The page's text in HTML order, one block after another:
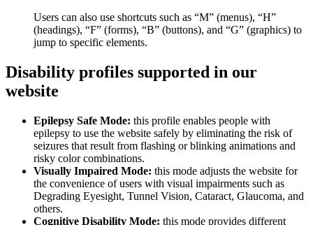
Users can also use shortcuts such as “M” (menus), “H”
(headings), “F” (forms), “B” (buttons), and “G” (graphics) to
jump to specific elements.
Disability profiles supported in our
website
Epilepsy Safe Mode: this profile enables people with
epilepsy to use the website safely by eliminating the risk of
seizures that result from flashing or blinking animations and
risky color combinations.
Visually Impaired Mode: this mode adjusts the website for
the convenience of users with visual impairments such as
Degrading Eyesight, Tunnel Vision, Cataract, Glaucoma, and
others.
Cognitive Disability Mode: this mode provides different